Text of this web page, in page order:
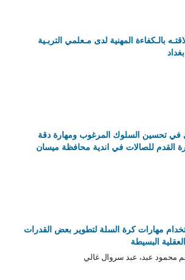
بالـكفاءة المهنية لدى مـعلمي التربـية
في تحسين السلوك المرغوب ومهارة دقة
القدم للصالات في اندية محافظة ميسان
مهارات كرة السلة لتطوير بعض القدرات
البسيطة
محمود عبد، عبد سروال غالي